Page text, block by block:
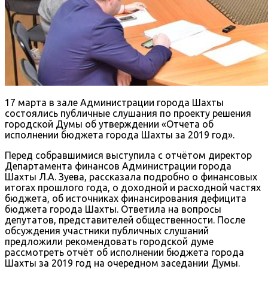
17 марта в зале Администрации города Шахты
состоялись публичные слушания по проекту решения
городской Думы об утверждении «Отчета об
исполнении бюджета города Шахты за 2019 год».
Перед собравшимися выступила с отчётом директор
Департамента финансов Администрации города
Шахты Л.А. Зуева, рассказала подробно о финансовых
итогах прошлого года, о доходной и расходной частях
бюджета, об источниках финансирования дефицита
бюджета города Шахты. Ответила на вопросы
депутатов, представителей общественности. После
обсуждения участники публичных слушаний
предложили рекомендовать городской думе
рассмотреть отчёт об исполнении бюджета города
Шахты за 2019 год на очередном заседании Думы.